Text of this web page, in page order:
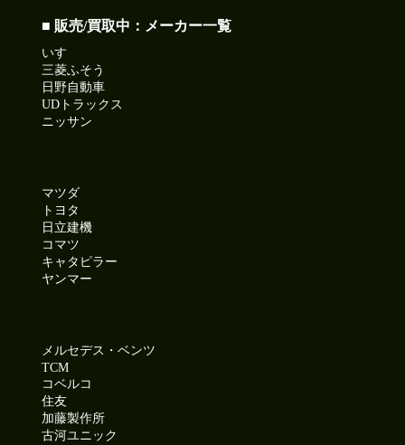
■ 販売/買取中：メーカー一覧
いすゞ
三菱ふそう
日野自動車
UDトラックス
ニッサン
マツダ
トヨタ
日立建機
コマツ
キャタピラー
ヤンマー
メルセデス・ベンツ
TCM
コベルコ
住友
加藤製作所
古河ユニック